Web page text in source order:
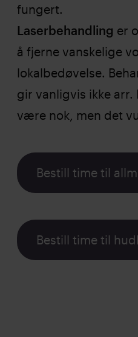
fungert.
Laserbehandling er
å fjerne vanskelige
lokalbedøvelse.
gir vanligvis ikke arr.
være nok, men det
Bestill time til
Bestill time til